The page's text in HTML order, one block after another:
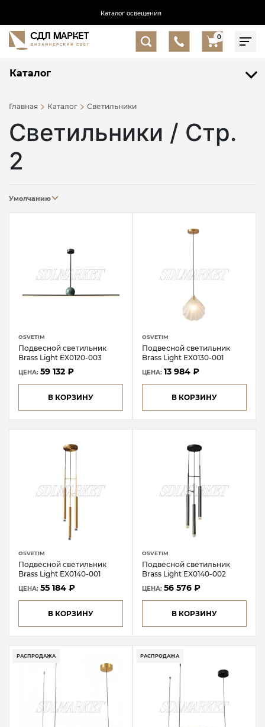
Каталог освещения
0
Каталог
Главная Каталог Светильники
Светильники / Стр.
2
Умолчанию
OSVETIM
Подвесной светильник
Brass Light EX0120-003
ЦЕНА: 59 132 ₽
В КОРЗИНУ
OSVETIM
Подвесной светильник
Brass Light EX0130-001
ЦЕНА: 13 984 ₽
В КОРЗИНУ
OSVETIM
Подвесной светильник
Brass Light EX0140-001
ЦЕНА: 55 184 ₽
В КОРЗИНУ
OSVETIM
Подвесной светильник
Brass Light EX0140-002
ЦЕНА: 56 576 ₽
В КОРЗИНУ
РАСПРОДАЖА РАСПРОДАЖА